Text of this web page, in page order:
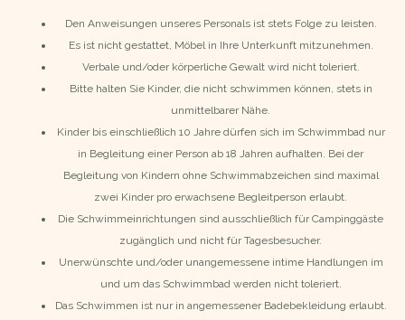
Den Anweisungen unseres Personals ist stets Folge zu leisten.
Es ist nicht gestattet, Möbel in Ihre Unterkunft mitzunehmen.
Verbale und/oder körperliche Gewalt wird nicht toleriert.
Bitte halten Sie Kinder, die nicht schwimmen können, stets in
unmittelbarer Nähe.
Kinder bis einschließlich 10 Jahre dürfen sich im Schwimmbad nur
in Begleitung einer Person ab 18 Jahren aufhalten. Bei der
Begleitung von Kindern ohne Schwimmabzeichen sind maximal
zwei Kinder pro erwachsene Begleitperson erlaubt.
Die Schwimmeinrichtungen sind ausschließlich für Campinggäste
zugänglich und nicht für Tagesbesucher.
Unerwünschte und/oder unangemessene intime Handlungen im
und um das Schwimmbad werden nicht toleriert.
Das Schwimmen ist nur in angemessener Badebekleidung erlaubt.